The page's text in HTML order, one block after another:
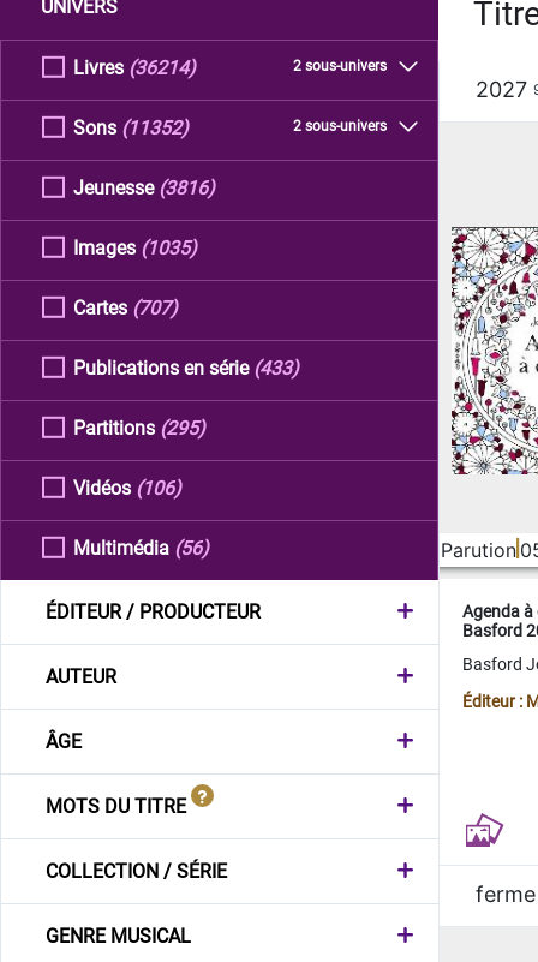
UNIVERS
Livres 2 sous-univers
(36214)
Sons 2 sous-univers
(11352)
Jeunesse (3816)
Images (1035)
Cartes (707)
Publications en série (433)
Partitions (295)
Vidéos (106)
Multimédia (56)
ÉDITEUR / PRODUCTEUR
AUTEUR
ÂGE
MOTS DU TITRE
COLLECTION / SÉRIE
GENRE MUSICAL
2027
Parution
Agenda
Basford
Basford
Éditeur :
ferme